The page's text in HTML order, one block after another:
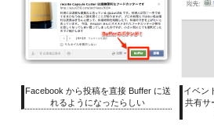
Facebook から投稿を直接 Buffer に送
れるようになったらしい
イベン
共有サ